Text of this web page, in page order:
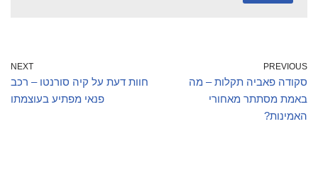
PREVIOUS
סקודה פאביה תקלות – מה
באמת מסתתר מאחורי
האמינות?
NEXT
חוות דעת על קיה סורנטו – רכב
פנאי מפתיע בעוצמתו